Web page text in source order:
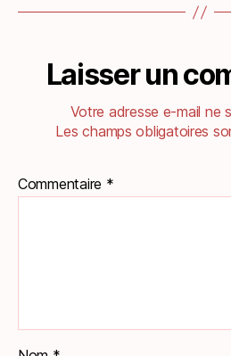
Laisser un
Votre adresse e-mail ne
Les champs obligatoires
Commentaire *